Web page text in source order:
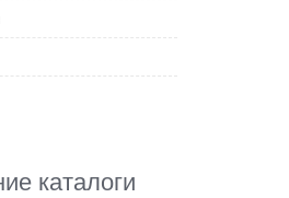
каталоги